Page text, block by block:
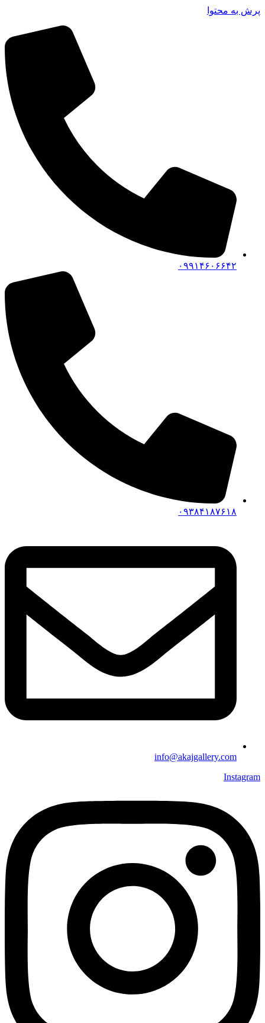
پرش به محتوا
۰۹۹۱۴۶۰۶۶۴۲
۰۹۳۸۴۱۸۷۶۱۸
info@akajgallery.com
Instagram